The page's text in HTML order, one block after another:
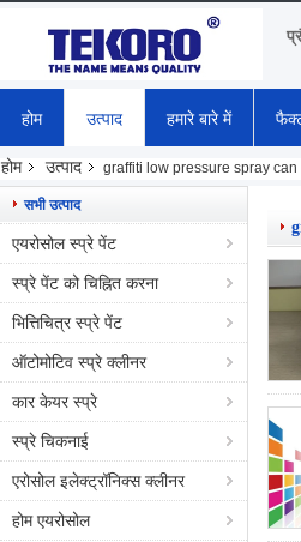
होम उत्पाद हमारे बारे में
होम उत्पाद graffiti low pressure spray can
सभी उत्पाद
एयरोसोल स्प्रे पेंट
स्प्रे पेंट को चिह्नित करना
भित्तिचित्र स्प्रे पेंट
ऑटोमोटिव स्प्रे क्लीनर
कार केयर स्प्रे
स्प्रे चिकनाई
एरोसोल इलेक्ट्रॉनिक्स क्लीनर
होम एयरोसोल